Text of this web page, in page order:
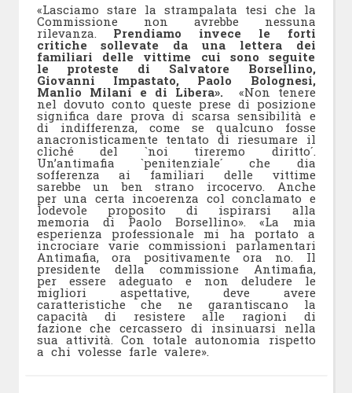
«Lasciamo stare la strampalata tesi che la
Commissione non avrebbe nessuna
rilevanza. Prendiamo invece le forti
critiche sollevate da una lettera dei
familiari delle vittime cui sono seguite
le proteste di Salvatore Borsellino,
Giovanni Impastato, Paolo Bolognesi,
Manlio Milani e di Libera». «Non tenere
nel dovuto conto queste prese di posizione
significa dare prova di scarsa sensibilità e
di indifferenza, come se qualcuno fosse
anacronisticamente tentato di riesumare il
cliché del `noi tireremo diritto´.
Un’antimafia `penitenziale´ che dia
sofferenza ai familiari delle vittime
sarebbe un ben strano ircocervo. Anche
per una certa incoerenza col conclamato e
lodevole proposito di ispirarsi alla
memoria di Paolo Borsellino». «La mia
esperienza professionale mi ha portato a
incrociare varie commissioni parlamentari
Antimafia, ora positivamente ora no. Il
presidente della commissione Antimafia,
per essere adeguato e non deludere le
migliori aspettative, deve avere
caratteristiche che ne garantiscano la
capacità di resistere alle ragioni di
fazione che cercassero di insinuarsi nella
sua attività. Con totale autonomia rispetto
a chi volesse farle valere».